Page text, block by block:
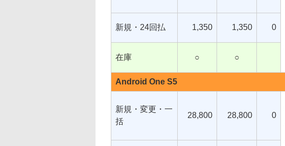
新規・24回払 1,350 1,350 0
在庫 ○ ○
Android One S5
新規・変更・一
括
28,800 28,800 0